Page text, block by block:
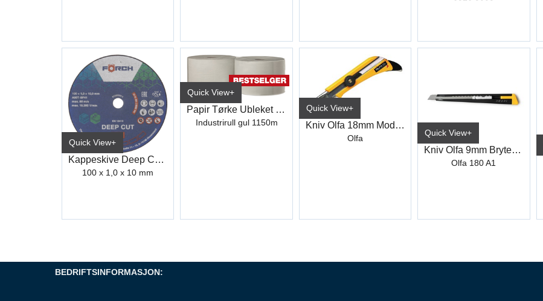
Quick View+
Kappeskive Deep Cut 550
100 x 1,0 x 10 mm
Quick View+
Papir Tørke Ubleket B:24cm
Industrirull gul 1150m
Quick View+
Kniv Olfa 18mm Mod.OL Bryteblad (1)
Olfa
Quick View+
Kniv Olfa 9mm Bryteblad
Olfa 180 A1
BEDRIFTSINFORMASJON: